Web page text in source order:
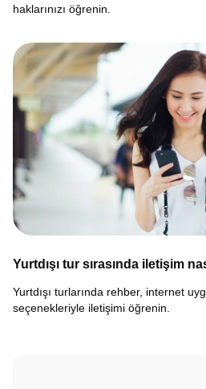
haklarınızı öğrenin.
Yurtdışı tur sırasında iletişim
Yurtdışı turlarında rehber, internet
seçenekleriyle iletişimi öğrenin.